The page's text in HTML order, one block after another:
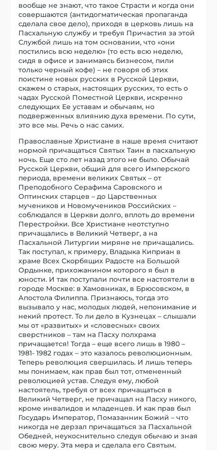
вообще не знают, что такое Страсти и когда они
совершаются (антидогматическая пропаганда
сделала свое дело), приходя в церковь лишь на
Пасхальную службу и требуя Причастия за этой
Службой лишь на том основании, что «они
постились всю неделю» (то есть всю неделю,
сидя в офисе и занимаясь бизнесом, пили
только черный кофе) – не говоря об этих
поистине новых русских в Русской Церкви,
скажем о старых, настоящих русских, то есть о
чадах Русской Поместной Церкви, искренно
следующих Ее уставам и обычаям, но
подверженных влиянию духа времени. По сути,
это все мы. Речь о нас самих.
Православные Христиане в наше время считают
нормой причащаться Святых Таин в пасхальную
ночь. Еще сто лет назад этого не было. Обычай
Русской Церкви, общий для всего Имперского
периода, времени великих Святых – от
Преподобного Серафима Саровского и
Оптинских старцев – до Царственных
мучеников и Новомучеников Российских –
соблюдался в Церкви долго, вплоть до времени
Перестройки. Все Христиане неотступно
причащались в Великий Четверг, а на
Пасхальной Литургии миряне не причащались.
Так поступал, к примеру, Владыка Киприан в
храме Всех Скорбящих Радосте на Большой
Ордынке, прихожанином которого я был в
юности. И так поступали почти все настоятели в
городе Москве: в Хамовниках, в Брюсовском, в
Апостола Филиппа. Признаюсь, тогда это
вызывало у нас, молодых людей, непонимание и
некий протест. То ли дело в Кузнецах – слышали
мы от «развитых» и «словесных» своих
сверстников – там на Пасху полхрама
причащается! Тогда – еще всего лишь в 1980 –
1981- 1982 годах – это казалось революционным.
Теперь революция свершилась. И лишь теперь
мы понимаем, как прав был тот, отмененный
революцией устав. Следуя ему, любой
настоятель, требуя от всех причащаться в
Великий Четверг, не причащал на Пасху никого,
кроме инвалидов и младенцев. И как прав был
Государь Император, Помазанник Божий – что
никогда не дерзал причащаться за Пасхальной
Обедней, неукоснительно следуя обычаю и зная
свою меру. Эта мера и сделала его Святым.